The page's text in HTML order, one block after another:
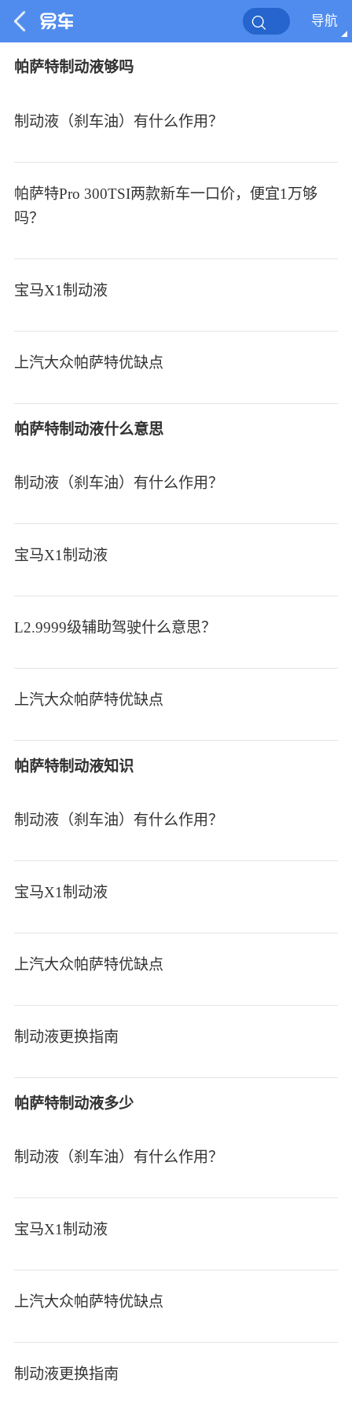
导航
帕萨特制动液够吗
制动液（刹车油）有什么作用？
帕萨特Pro 300TSI两款新车一口价，便宜1万够
吗？
宝马X1制动液
上汽大众帕萨特优缺点
帕萨特制动液什么意思
制动液（刹车油）有什么作用？
宝马X1制动液
L2.9999级辅助驾驶什么意思？
上汽大众帕萨特优缺点
帕萨特制动液知识
制动液（刹车油）有什么作用？
宝马X1制动液
上汽大众帕萨特优缺点
制动液更换指南
帕萨特制动液多少
制动液（刹车油）有什么作用？
宝马X1制动液
上汽大众帕萨特优缺点
制动液更换指南